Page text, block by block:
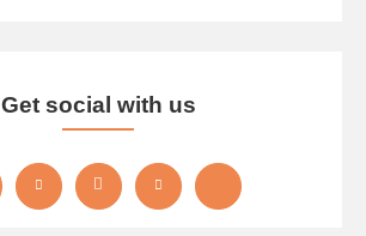
Get social with us